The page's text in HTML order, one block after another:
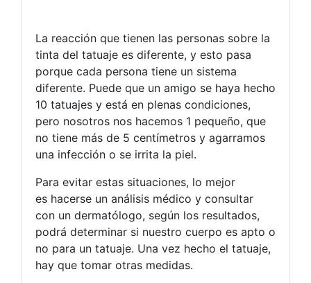
La reacción que tienen las personas sobre la
tinta del tatuaje es diferente, y esto pasa
porque cada persona tiene un sistema
diferente. Puede que un amigo se haya hecho
10 tatuajes y está en plenas condiciones,
pero nosotros nos hacemos 1 pequeño, que
no tiene más de 5 centímetros y agarramos
una infección o se irrita la piel.
Para evitar estas situaciones, lo mejor
es hacerse un análisis médico y consultar
con un dermatólogo, según los resultados,
podrá determinar si nuestro cuerpo es apto o
no para un tatuaje. Una vez hecho el tatuaje,
hay que tomar otras medidas.